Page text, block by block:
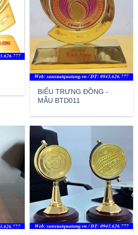
BIỂU TRƯNG ĐỒNG -
MẪU BTD011